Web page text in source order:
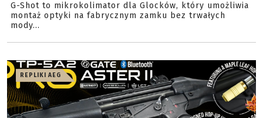
G-Shot to mikrokolimator dla Glocków, który umożliwia
montaż optyki na fabrycznym zamku bez trwałych
mody...
REPLIKI AEG